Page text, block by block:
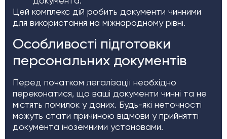
Цей комплекс дій робить документи чинними
для використання на міжнародному рівні.
Особливості підготовки
персональних документів
Перед початком легалізації необхідно
переконатися, що ваші документи чинні та не
містять помилок у даних. Будь-які неточності
можуть стати причиною відмови у прийнятті
документа іноземними установами.